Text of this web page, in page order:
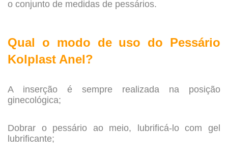
o conjunto de medidas de pessários.
Qual o modo de uso do Pessário
Kolplast Anel?
A inserção é sempre realizada na posição
ginecológica;
Dobrar o pessário ao meio, lubrificá-lo com gel
lubrificante;